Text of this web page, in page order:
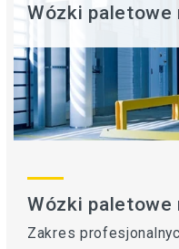
Wózki paletowe
Wózki paletowe
Zakres